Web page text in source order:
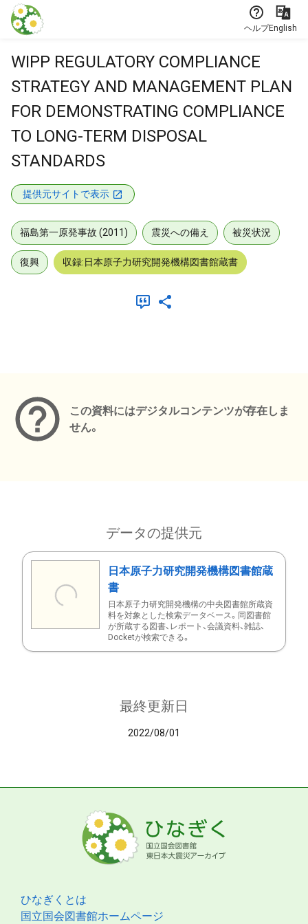
本文に飛ぶ
ヘルプEnglish
WIPP REGULATORY COMPLIANCE
STRATEGY AND MANAGEMENT PLAN
FOR DEMONSTRATING COMPLIANCE
TO LONG-TERM DISPOSAL
STANDARDS
提供元サイトで表示
福島第一原発事故 (2011) 震災への備え 被災状況
復興 収録:日本原子力研究開発機構図書館蔵書
この資料にはデジタルコンテンツが存在しま
せん。
データの提供元
日本原子力研究開発機構図書館蔵
書
日本原子力研究開発機構の中央図書館所蔵資
料を対象とした検索データベース。同図書館
が所蔵する図書、レポート、会議資料、雑誌、
Docketが検索できる。
最終更新日
2022/08/01
ひなぎくとは
国立国会図書館ホームページ